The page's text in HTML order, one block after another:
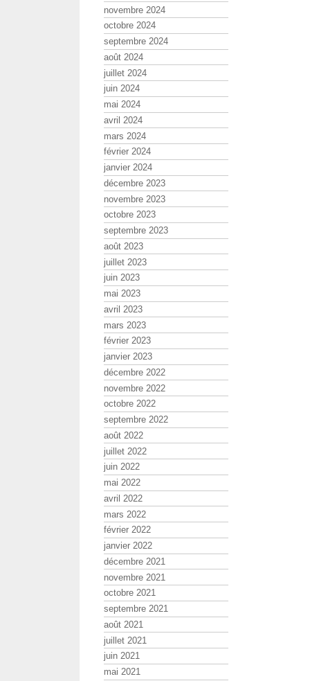
novembre 2024
octobre 2024
septembre 2024
août 2024
juillet 2024
juin 2024
mai 2024
avril 2024
mars 2024
février 2024
janvier 2024
décembre 2023
novembre 2023
octobre 2023
septembre 2023
août 2023
juillet 2023
juin 2023
mai 2023
avril 2023
mars 2023
février 2023
janvier 2023
décembre 2022
novembre 2022
octobre 2022
septembre 2022
août 2022
juillet 2022
juin 2022
mai 2022
avril 2022
mars 2022
février 2022
janvier 2022
décembre 2021
novembre 2021
octobre 2021
septembre 2021
août 2021
juillet 2021
juin 2021
mai 2021